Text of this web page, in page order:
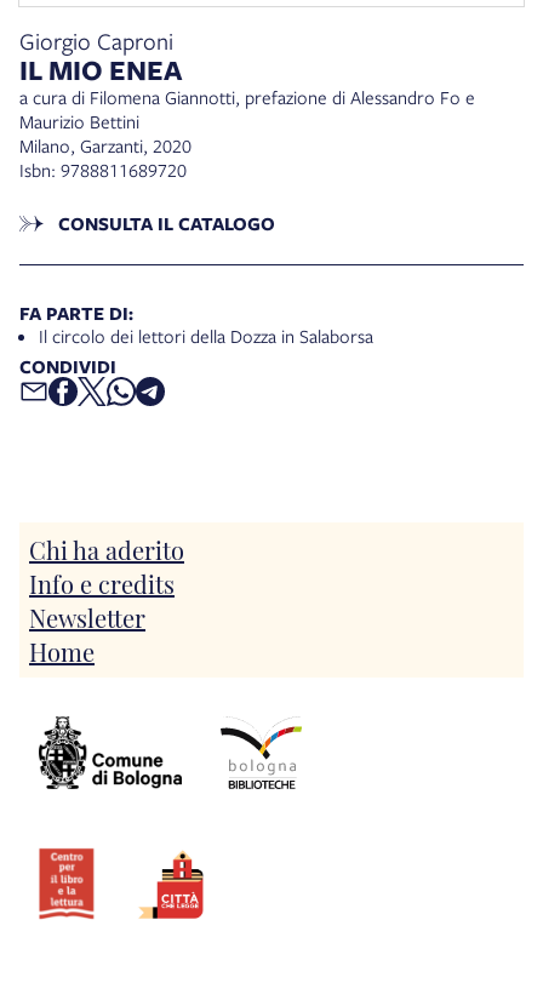
Giorgio Caproni
IL MIO ENEA
a cura di Filomena Giannotti, prefazione di Alessandro Fo e
Maurizio Bettini
Milano, Garzanti, 2020
Isbn: 9788811689720
CONSULTA IL CATALOGO
FA PARTE DI:
Il circolo dei lettori della Dozza in Salaborsa
CONDIVIDI
Chi ha aderito
Info e credits
Newsletter
Home